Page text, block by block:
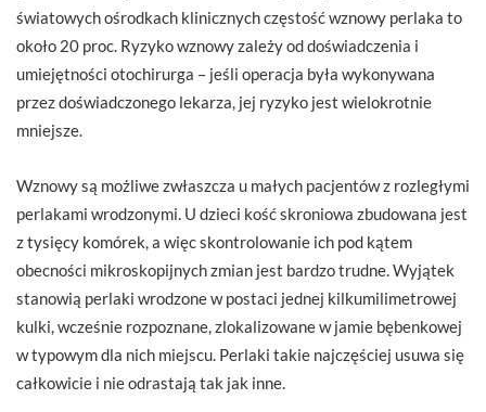
światowych ośrodkach klinicznych częstość wznowy perlaka to
około 20 proc. Ryzyko wznowy zależy od doświadczenia i
umiejętności otochirurga – jeśli operacja była wykonywana
przez doświadczonego lekarza, jej ryzyko jest wielokrotnie
mniejsze.
Wznowy są możliwe zwłaszcza u małych pacjentów z rozległymi
perlakami wrodzonymi. U dzieci kość skroniowa zbudowana jest
z tysięcy komórek, a więc skontrolowanie ich pod kątem
obecności mikroskopijnych zmian jest bardzo trudne. Wyjątek
stanowią perlaki wrodzone w postaci jednej kilkumilimetrowej
kulki, wcześnie rozpoznane, zlokalizowane w jamie bębenkowej
w typowym dla nich miejscu. Perlaki takie najczęściej usuwa się
całkowicie i nie odrastają tak jak inne.